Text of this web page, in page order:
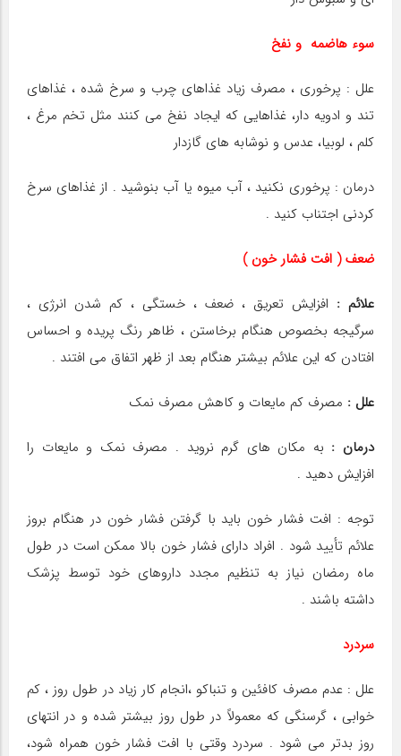
سوء هاضمه و نفخ
علل : پرخوری ، مصرف زیاد غذاهای چرب و سرخ شده ، غذاهای
تند و ادویه دار، غذاهایی که ایجاد نفخ می کنند مثل تخم مرغ ،‌
کلم ، لوبیا، عدس و نوشابه های گازدار
درمان : پرخوری نکنید ، آب میوه یا آب بنوشید . از غذاهای سرخ
کردنی اجتناب کنید .
ضعف ( افت فشار خون )
علائم : افزایش تعریق ، ضعف ، خستگی ، کم شدن انرژی ،
سرگیجه بخصوص هنگام برخاستن ، ظاهر رنگ پریده و احساس
افتادن که این علائم بیشتر هنگام بعد از ظهر اتفاق می افتند .
علل : مصرف کم مایعات و کاهش مصرف نمک
درمان : به مکان های گرم نروید . مصرف نمک و مایعات را
افزایش دهید .
توجه : افت فشار خون باید با گرفتن فشار خون در هنگام بروز
علائم تأیید شود . افراد دارای فشار خون بالا ممکن است در طول
ماه رمضان نیاز به تنظیم مجدد داروهای خود توسط پزشک
داشته باشند .
سردرد
علل : عدم مصرف کافئین و تنباکو ،‌انجام کار زیاد در طول روز ، کم
خوابی ، گرسنگی که معمولاً در طول روز بیشتر شده و در انتهای
روز بدتر می شود . سردرد وقتی با افت فشار خون همراه شود،